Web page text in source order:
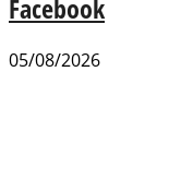
Facebook
05/08/2026